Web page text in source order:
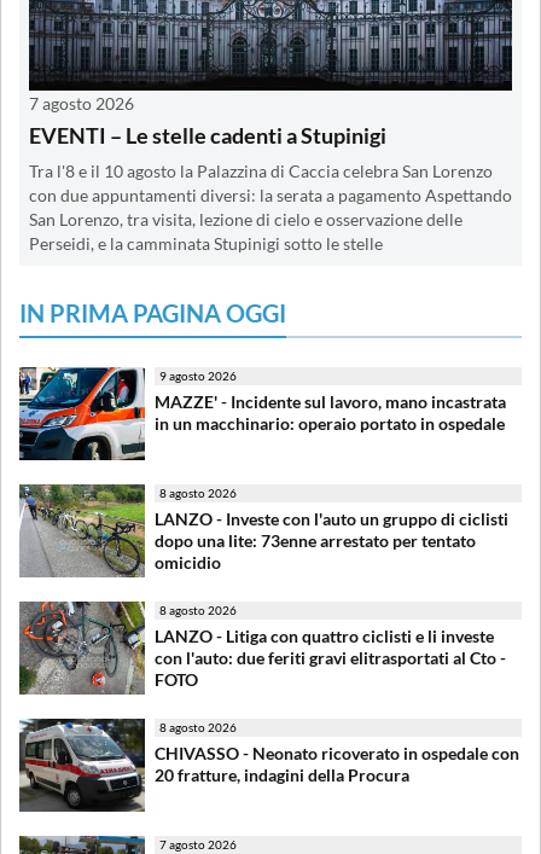
7 agosto 2026
EVENTI – Le stelle cadenti a Stupinigi
Tra l'8 e il 10 agosto la Palazzina di Caccia celebra San Lorenzo
con due appuntamenti diversi: la serata a pagamento Aspettando
San Lorenzo, tra visita, lezione di cielo e osservazione delle
Perseidi, e la camminata Stupinigi sotto le stelle
IN PRIMA PAGINA OGGI
9 agosto 2026
MAZZE' - Incidente sul lavoro, mano incastrata
in un macchinario: operaio portato in ospedale
8 agosto 2026
LANZO - Investe con l'auto un gruppo di ciclisti
dopo una lite: 73enne arrestato per tentato
omicidio
8 agosto 2026
LANZO - Litiga con quattro ciclisti e li investe
con l'auto: due feriti gravi elitrasportati al Cto -
FOTO
8 agosto 2026
CHIVASSO - Neonato ricoverato in ospedale con
20 fratture, indagini della Procura
7 agosto 2026